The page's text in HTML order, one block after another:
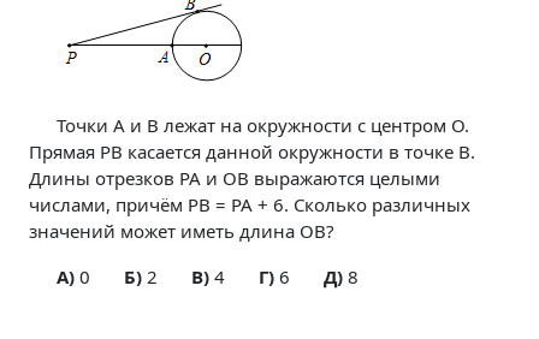
Точки A и B лежат на окружности с центром O.
Прямая PB касается данной окружности в точке B.
Длины отрезков PA и OB выражаются целыми
числами, причём PB = PA + 6. Сколько различных
значений может иметь длина OB?
A)0 Б)2 В)4 Г)6 Д)8